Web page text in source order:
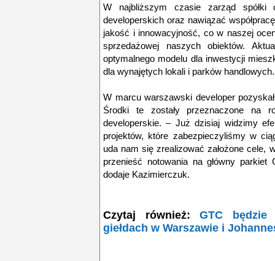
W najbliższym czasie zarząd spółki
developerskich oraz nawiązać
jakość i innowacyjność, co w naszej
sprzedażowej naszych obiektów.
optymalnego modelu dla inwestycji
dla wynajętych lokali i parków handlowych.
W marcu warszawski developer
Środki te zostały przeznaczone na
developerskie. – Już dzisiaj widzimy
projektów, które zabezpieczyliśmy w
uda nam się zrealizować założone cele,
przenieść notowania na główny parkiet
dodaje Kazimierczuk.
Czytaj również: GTC będzie
giełdach w Warszawie i